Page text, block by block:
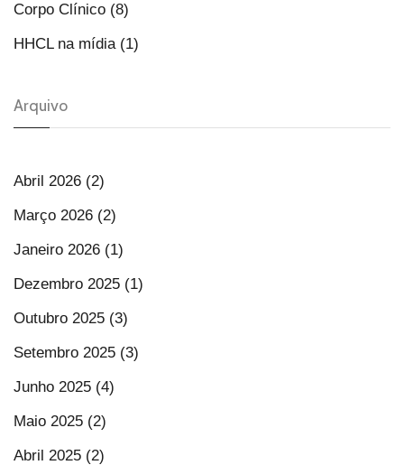
Corpo Clínico (8)
HHCL na mídia (1)
Arquivo
Abril 2026 (2)
Março 2026 (2)
Janeiro 2026 (1)
Dezembro 2025 (1)
Outubro 2025 (3)
Setembro 2025 (3)
Junho 2025 (4)
Maio 2025 (2)
Abril 2025 (2)